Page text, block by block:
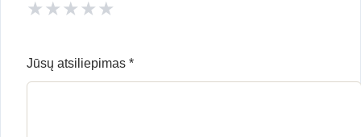
★★★★★
Jūsų atsiliepimas *